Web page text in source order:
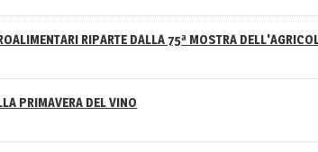
RIPARTE DALLA 75ª MOSTRA
PRIMAVERA DEL VINO